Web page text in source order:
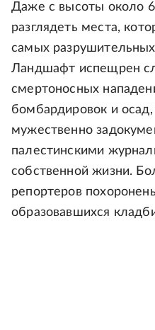
Даже с высоты около
разглядеть места,
самых
Ландшафт испещрен
смертоносных
бомбардировок и
мужественно
палестинскими
собственной жизни.
репортеров
образовавшихся